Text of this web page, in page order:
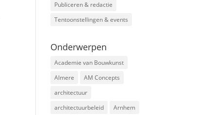
Publiceren & redactie
Tentoonstellingen & events
Onderwerpen
Academie van Bouwkunst
Almere
AM Concepts
architectuur
architectuurbeleid
Arnhem